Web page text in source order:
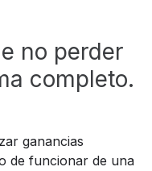
no perder
completo.
ganancias
de funcionar de una